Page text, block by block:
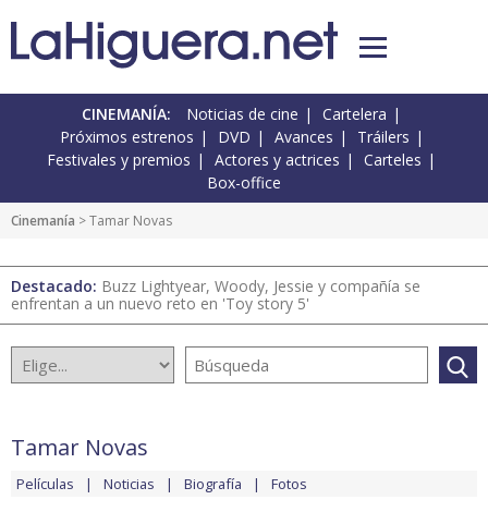
CINEMANÍA: Noticias de cine
Cartelera
Próximos estrenos
DVD Avances
Tráilers
Festivales y premios
Actores y actrices
Carteles
Box-office
Cinemanía > Tamar Novas
Destacado: Buzz Lightyear, Woody, Jessie y compañía se
enfrentan a un nuevo reto en 'Toy story 5'
Tamar Novas
Películas Noticias Biografía Fotos